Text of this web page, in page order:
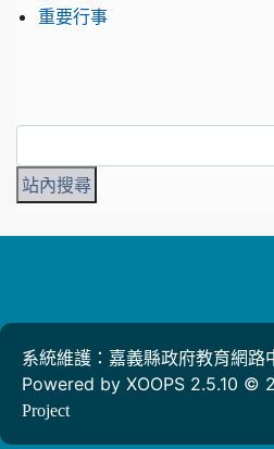
重要行事
系統維護：嘉義縣政府教育網路
Powered by XOOPS 2.5.10 ©
Project